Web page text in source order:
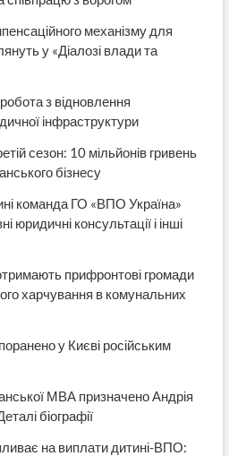
механізму для
у «Діалозі влади та
з відновлення
інфраструктури
сезон: 10 мільйонів гривень
бізнесу
команда ГО «ВПО Україна»
юридичні консультації і інші
прифронтові громади
харчування в комунальних
у Києві російським
МВА призначено Андрія
біографії
на виплати дитині-ВПО: